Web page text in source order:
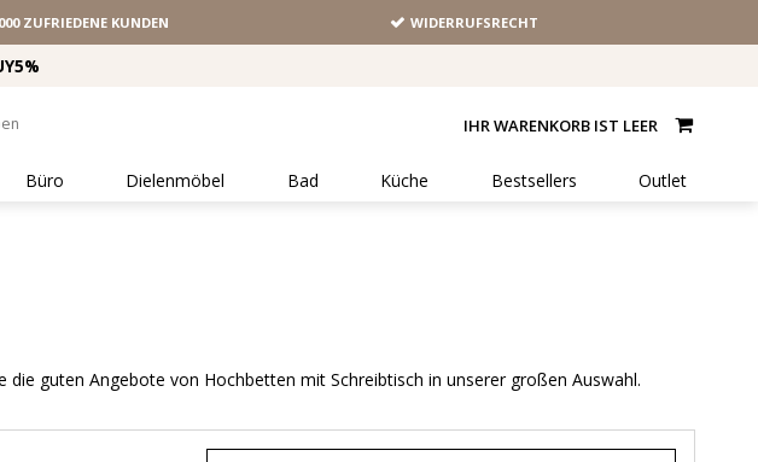
ZUFRIEDENE KUNDEN WIDERRUFSRECHT
IHR WARENKORB IST LEER
Büro Dielenmöbel Bad Küche Bestsellers Outlet
guten Angebote von Hochbetten mit Schreibtisch in unserer großen Auswahl.